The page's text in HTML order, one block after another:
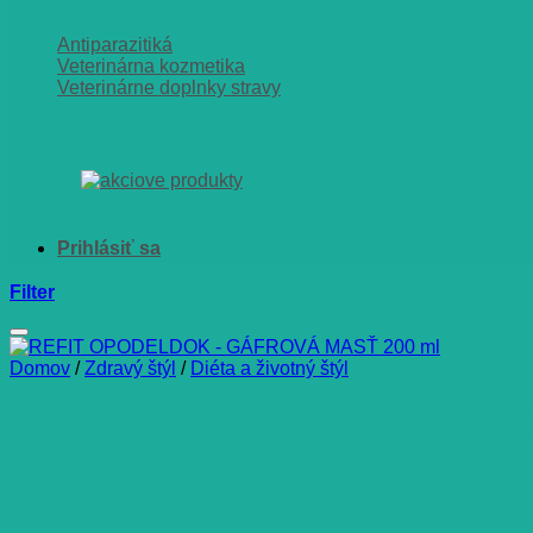
Antiparazitiká
Veterinárna kozmetika
Veterinárne doplnky stravy
Filter
Domov / Zdravý štýl / Diéta a životný štýl